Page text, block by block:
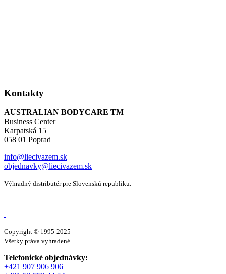
Kontakty
AUSTRALIAN BODYCARE TM
Business Center
Karpatská 15
058 01 Poprad
info@liecivazem.sk
objednavky@liecivazem.sk
Výhradný distributér pre Slovenskú republiku.
Copyright © 1995-2025
Všetky práva vyhradené.
Telefonické objednávky:
+421 907 906 906